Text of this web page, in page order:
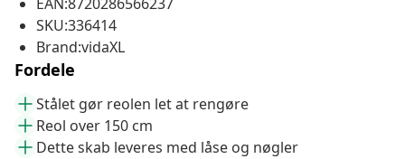
SKU:336414
Brand:vidaXL
Fordele
Stålet gør reolen let at rengøre
Reol over 150 cm
Dette skab leveres med låse og nøgler